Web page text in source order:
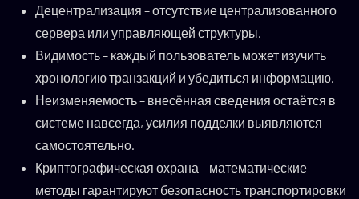
Децентрализация – отсутствие централизованного
сервера или управляющей структуры.
Видимость – каждый пользователь может изучить
хронологию транзакций и убедиться информацию.
Неизменяемость – внесённая сведения остаётся в
системе навсегда, усилия подделки выявляются
самостоятельно.
Криптографическая охрана – математические
методы гарантируют безопасность транспортировки